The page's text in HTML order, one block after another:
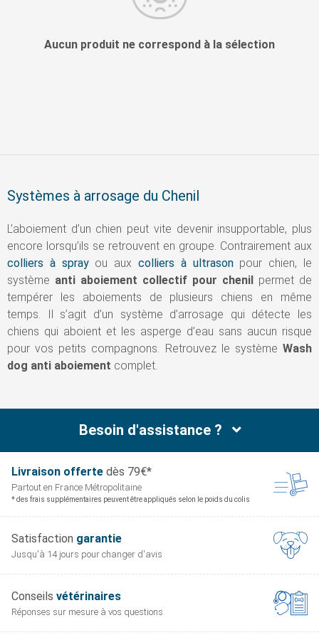
Aucun produit ne correspond à la sélection
Systèmes à arrosage du Chenil
L’aboiement d’un chien peut vite devenir insupportable, plus
encore lorsqu’ils se retrouvent en groupe. Contrairement aux
colliers à sprayou auxcolliers à ultrasonpour chien, le
système anti aboiement collectif pour chenil permet de
tempérer les aboiements de plusieurs chiens en même
temps. Il s’agit d’un système d’arrosage qui détecte les
chiens qui aboient et les asperge d’eau sans aucun risque
pour vos petits compagnons. Retrouvez le système Wash
dog anti aboiement complet.
Besoin d'assistance ?
Livraison offerte dès 79€*
Partout en France Métropolitaine
* des frais supplémentaires peuvent être appliqués selon le poids du colis
Satisfaction garantie
Jusqu'à 14 jours pour changer d'avis
Conseils vétérinaires
Réponses sur mesure à vos questions